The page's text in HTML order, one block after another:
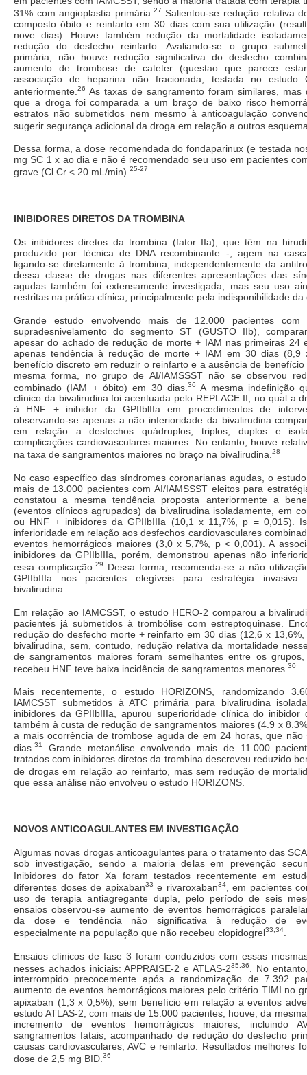
31% com angioplastia primária. 27 Salientou-se redução relativa
composto óbito e reinfarto em 30 dias com sua utilização
nove dias). Houve também redução da mortalidade
redução do desfecho reinfarto. Avaliando-se o grupo
primária, não houve redução significativa do desfecho
aumento de trombose de cateter (questao que parece
associação de heparina não fracionada, testada no estudo
anteriormente. 26 As taxas de sangramento foram similares, mas
que a droga foi comparada a um braço de baixo risco
estratos não submetidos nem mesmo à anticoagulação
sugerir segurança adicional da droga em relação a outros
Dessa forma, a dose recomendada do fondaparinux (e testada
mg SC 1 x ao dia e não é recomendado seu uso em pacientes
grave (Cl Cr < 20 mL/min). 25-27
INIBIDORES DIRETOS DA TROMBINA
Os inibidores diretos da trombina (fator IIa), que têm na
produzido por técnica de DNA recombinante -, agem na
ligando-se diretamente à trombina, independentemente da
dessa classe de drogas nas diferentes apresentações das
agudas também foi extensamente investigada, mas seu uso
restritas na prática clínica, principalmente pela indisponibilidade da
Grande estudo envolvendo mais de 12.000 pacientes
supradesnivelamento do segmento ST (GUSTO IIb),
apesar do achado de redução de morte + IAM nas primeiras 24
apenas tendência à redução de morte + IAM em 30 dias (8,9
benefício discreto em reduzir o reinfarto e a ausência de
mesma forma, no grupo de AI/IAMSSST não se observou
combinado (IAM + óbito) em 30 dias. 36
A mesma indefinição
clínico da bivalirudina foi acentuada pelo REPLACE II, no qual a
à HNF + inibidor da GPIIblIIa em procedimentos de
observando-se apenas a não inferioridade da bivalirudina
em relação a desfechos quádruplos, triplos, duplos e
complicações cardiovasculares maiores. No entanto, houve
na taxa de sangramentos maiores no braço na bivalirudina. 28
No caso específico das síndromes coronarianas agudas, o
mais de 13.000 pacientes com AI/IAMSSST eleitos para
constatou a mesma tendência proposta anteriormente a
(eventos clínicos agrupados) da bivalirudina isoladamente, em
ou HNF + inibidores da GPIIbIIIa (10,1 x 11,7%, p = 0,015).
inferioridade em relação aos desfechos cardiovasculares
eventos hemorrágicos maiores (3,0 x 5,7%, p < 0,001). A
inibidores da GPIIbIIIa, porém, demonstrou apenas não
essa complicação.29
Dessa forma, recomenda-se a não
GPIIbIIIa nos pacientes elegíveis para estratégia
bivalirudina.
Em relação ao IAMCSST, o estudo HERO-2 comparou a
pacientes já submetidos à trombólise com estreptoquinase.
redução do desfecho morte + reinfarto em 30 dias (12,6 x
bivalirudina, sem, contudo, redução relativa da mortalidade
de sangramentos maiores foram semelhantes entre os
recebeu HNF teve baixa incidência de sangramentos menores. 30
Mais recentemente, o estudo HORIZONS, randomizando
IAMCSST submetidos à ATC primária para bivalirudina
inibidores da GPIIbIIIa, apurou superioridade clínica do inibidor
também à custa de redução de sangramentos maiores (4.9 x
a mais ocorrência de trombose aguda de em 24 horas, que não
dias. 31
Grande metanálise envolvendo mais de 11.000
tratados com inibidores diretos da trombina descreveu reduzido
de drogas em relação ao reinfarto, mas sem redução de
que essa análise não envolveu o estudo HORIZONS.
NOVOS ANTICOAGULANTES EM INVESTIGAÇÃO
Algumas novas drogas anticoagulantes para o tratamento das
sob investigação, sendo a maioria delas em prevenção
Inibidores do fator Xa foram testados recentemente em
diferentes doses de apixaban33 e rivaroxaban34, em pacientes
uso de terapia antiagregante dupla, pelo período de seis
ensaios observou-se aumento de eventos hemorrágicos
da dose e tendência não significativa à redução de
especialmente na população que não recebeu clopidogrel33,34
Ensaios clínicos de fase 3 foram conduzidos com essas
nesses achados iniciais: APPRAISE-2 e ATLAS-235,36
. No
interrompido precocemente após a randomização de 7.392
aumento de eventos hemorrágicos maiores pelo critério TIMI no
apixaban (1,3 x 0,5%), sem benefício em relação a eventos
estudo ATLAS-2, com mais de 15.000 pacientes, houve, da
incremento de eventos hemorrágicos maiores, incluindo
sangramentos fatais, acompanhado de redução do desfecho
causas cardiovasculares, AVC e reinfarto. Resultados melhores
dose de 2,5 mg BID. 36